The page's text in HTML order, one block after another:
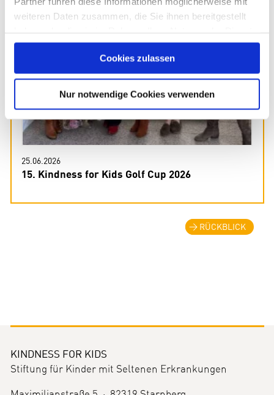
weiteren Daten zusammen, die Sie ihnen bereitgestellt
gesammelt haben. Sie geben Einwilligung zu unseren
Cookies, wenn Sie unsere Webseite weiterhin nutzen.
Cookies zulassen
Nur notwendige Cookies verwenden
25.06.2026
15. Kindness for Kids Golf Cup 2026
RÜCKBLICK
KINDNESS FOR KIDS
Stiftung für Kinder mit Seltenen Erkrankungen